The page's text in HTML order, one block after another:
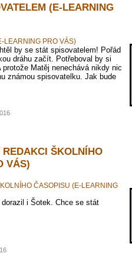
(E-LEARNING
LEARNING PRO VÁS)
by se stát spisovatelem! Pořád
dráhu začít. Potřeboval by si
Matěj nenechává nikdy nic
známou spisovatelku. Jak bude
ŠKOLNÍHO
VÁS)
ČASOPISU (E-LEARNING
i Šotek. Chce se stát